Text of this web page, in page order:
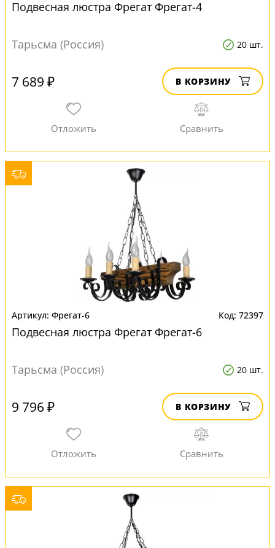
Подвесная люстра Фрегат Фрегат-4
Тарьсма (Россия) 20 шт.
7 689 ₽ В КОРЗИНУ
Фрегат-6 72397
Подвесная люстра Фрегат Фрегат-6
Тарьсма (Россия) 20 шт.
9 796 ₽ В КОРЗИНУ